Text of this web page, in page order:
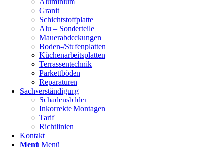
Aluminium
Granit
Schichtstoffplatte
Alu – Sonderteile
Mauerabdeckungen
Boden-/Stufenplatten
Küchenarbeitsplatten
Terrassentechnik
Parkettböden
Reparaturen
Sachverständigung
Schadensbilder
Inkorrekte Montagen
Tarif
Richtlinien
Kontakt
Menü Menü